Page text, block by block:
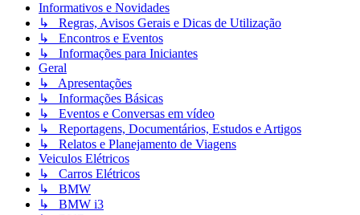
Informativos e Novidades
↳ Regras, Avisos Gerais e Dicas de Utilização
↳ Encontros e Eventos
↳ Informações para Iniciantes
Geral
↳ Apresentações
↳ Informações Básicas
↳ Eventos e Conversas em vídeo
↳ Reportagens, Documentários, Estudos e Artigos
↳ Relatos e Planejamento de Viagens
Veiculos Elétricos
↳ Carros Elétricos
↳ BMW
↳ BMW i3